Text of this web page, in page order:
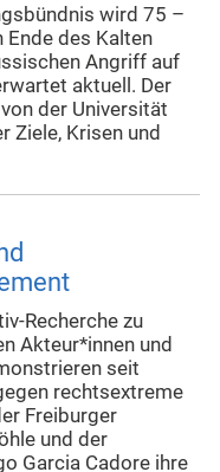
wird 75 –
des Kalten
Angriff auf
aktuell. Der
der Universität
Ziele, Krisen und
Recherche zu
Akteur*innen und
seit
rechtsextreme
Freiburger
und der
Garcia Cadore ihre